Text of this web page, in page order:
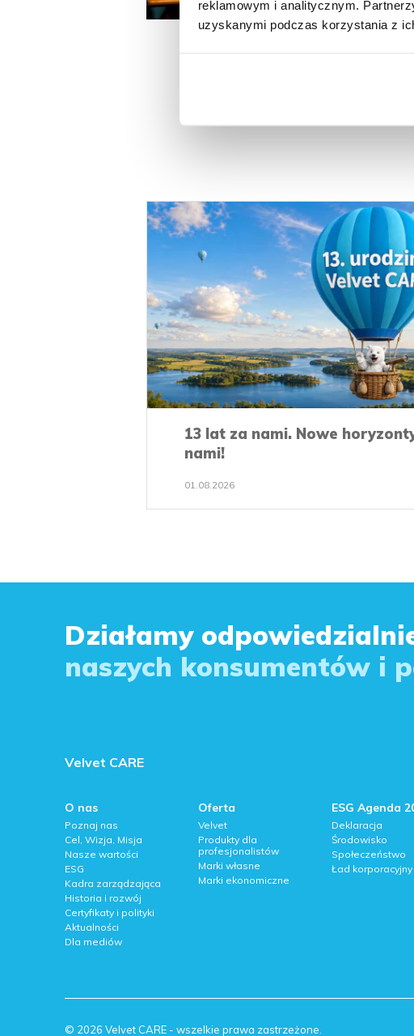
reklamowym i analitycznym.
uzyskanymi podczas korzystania z
13 lat za nami. Nowe
nami!
01.08.2026
Działamy
naszych konsumentów i
Velvet CARE
O nas
Poznaj nas
Cel, Wizja, Misja
Nasze wartości
ESG
Kadra zarządzająca
Historia i rozwój
Certyfikaty i polityki
Aktualności
Dla mediów
Oferta
Velvet
Produkty dla
profesjonalistów
Marki własne
Marki ekonomiczne
ESG Agenda
Deklaracja
Środowisko
Społeczeństwo
Ład korporacyjny
© 2026 Velvet CARE - wszelkie prawa zastrzeżone.